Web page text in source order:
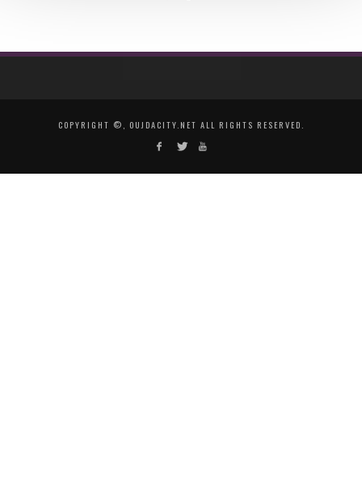
COPYRIGHT ©, OUJDACITY.NET ALL RIGHTS RESERVED.